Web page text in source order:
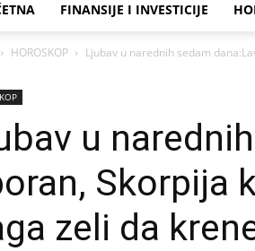
FINANSIJE I INVESTICIJE
HOROSKOP Ljubav u narednih sedam
u
Skorpija
zeli da